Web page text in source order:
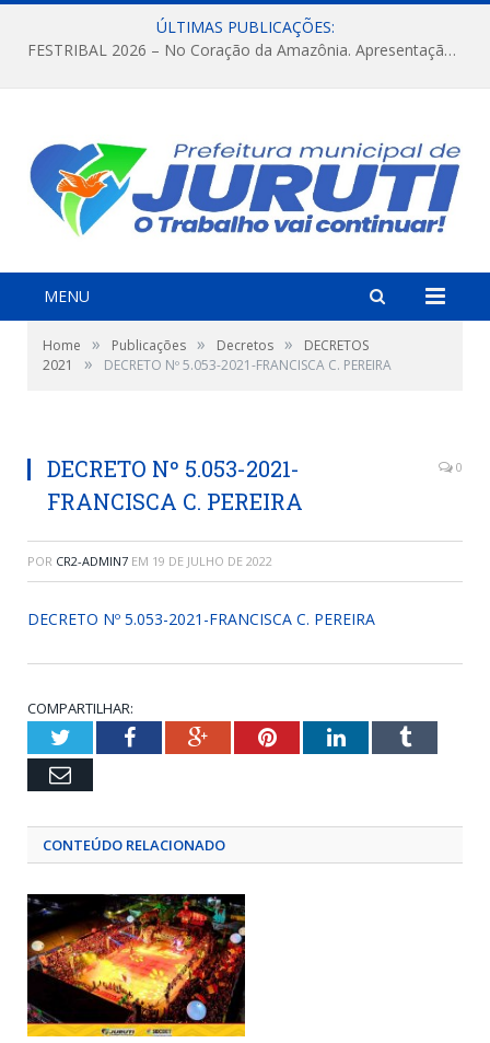
ÚLTIMAS PUBLICAÇÕES:
FESTRIBAL 2026 – No Coração da Amazônia. Apresentação da Munduruku.
MENU
Home » Publicações » Decretos »
DECRETOS
2021
» DECRETO Nº 5.053-2021-FRANCISCA C. PEREIRA
DECRETO Nº 5.053-2021-
FRANCISCA C. PEREIRA
0
POR CR2-ADMIN7 EM 19 DE JULHO DE 2022
DECRETO Nº 5.053-2021-FRANCISCA C. PEREIRA
COMPARTILHAR:
TwitterFacebookGoogle+PinterestLinkedInTumblr
Email
CONTEÚDO RELACIONADO